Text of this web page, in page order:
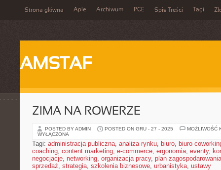
Strona główna Aple Archiwum PGE Spis Treści Tagi
AMSTAF
ZIMA NA ROWERZE
POSTED BY ADMIN POSTED ON GRU - 27 - 2025
MOŻLIWOŚĆ
WYŁĄCZONA
Tagi: administracja publiczna, analiza rynku, biuro, biuro
coaching, content marketing, e-commerce, ergonomia, eventy,
negocjacje, networking, organizacja pracy, plan zagospodarowania
sprzedaż, strategia, szkolenia biznesowe, urbanistyka, ustawy